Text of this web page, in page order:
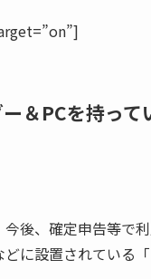
＆PCを持っ
今後、確定申告等で
に設置されている